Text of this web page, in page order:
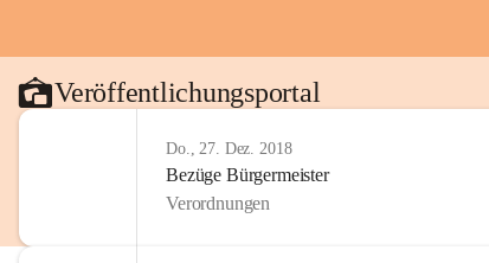
Veröffentlichungsportal
Do., 27. Dez. 2018
Bezüge Bürgermeister
Verordnungen